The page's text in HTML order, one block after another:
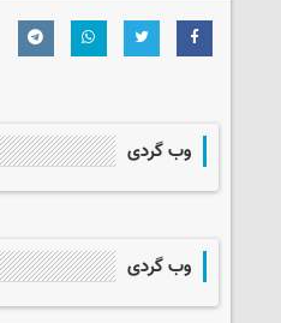
وب گردی
وب گردی